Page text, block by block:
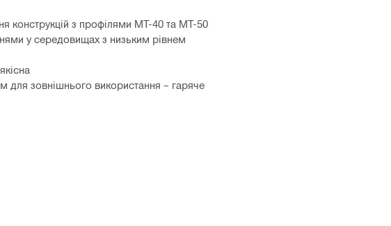
конструкцій з профілями MT-40 та MT-50
у середовищах з низьким рівнем
для зовнішнього використання – гаряче